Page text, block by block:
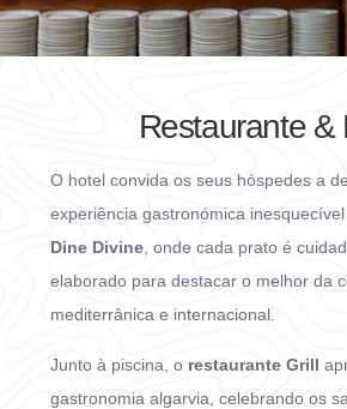
Restaurante &
O hotel convida os seus hóspedes a
experiência gastronómica
Dine Divine , onde cada prato é
elaborado para destacar o melhor da
mediterrânica e internacional.
Junto à piscina, o restaurante Grill
gastronomia algarvia, celebrando os